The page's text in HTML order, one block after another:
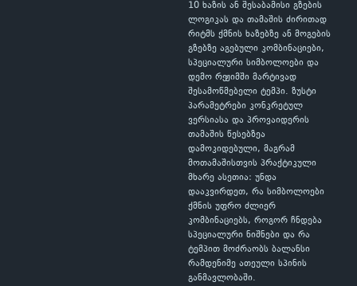
10 ხაზის ან შესაბამისი გზების
ლოგიკას და თამაშის ძირითად
რიტმს ქმნის ხაზებზე ან მოგების
გზებზე აგებული კომბინაციები,
სპეციალური სიმბოლოები და
დემო რეჟიმში მარტივად
შესამოწმებელი ტემპი. ზუსტი
პარამეტრები კონკრეტულ
ვერსიასა და პროვაიდერის
თამაშის წესებზეა
დამოკიდებული, მაგრამ
მოთამაშისთვის პრაქტიკული
მხარე ასეთია: უნდა
დააკვირდეთ, რა სიმბოლოები
ქმნის უფრო ძლიერ
კომბინაციებს, როგორ ჩნდება
სპეციალური ნიშნები და რა
ტემპით მოძრაობს ბალანსი
რამდენიმე ათეული სპინის
განმავლობაში.